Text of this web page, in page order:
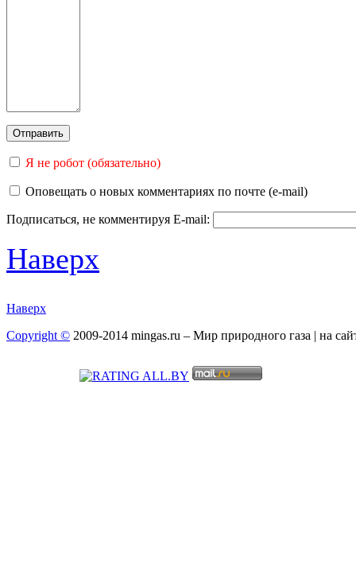
Я не робот (обязательно)
Оповещать о новых комментариях по почте (e-mail)
Подписаться, не комментируя E-mail:
Наверх
Наверх
Copyright © 2009-2014 mingas.ru – Мир природного газа | на